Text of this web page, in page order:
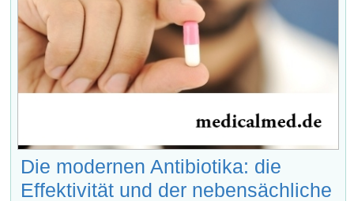
Die modernen Antibiotika: die
Effektivität und der nebensächliche